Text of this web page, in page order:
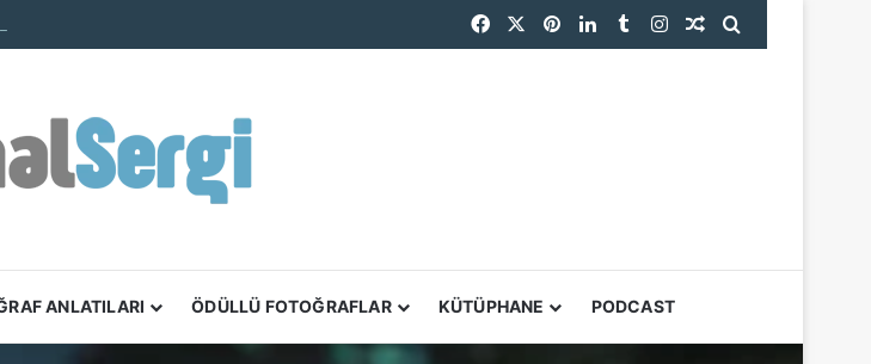
FacebookPinterestLinkedInTumblrInstagramRastgele Makale
ANLATILARI ÖDÜLLÜ FOTOĞRAFLAR KÜTÜPHANE PODCAST